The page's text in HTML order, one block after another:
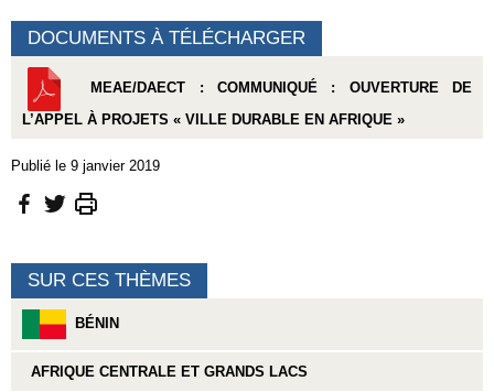
DOCUMENTS À TÉLÉCHARGER
MEAE/DAECT : COMMUNIQUÉ : OUVERTURE DE
L’APPEL À PROJETS « VILLE DURABLE EN AFRIQUE »
Publié le 9 janvier 2019
SUR CES THÈMES
BÉNIN
AFRIQUE CENTRALE ET GRANDS LACS